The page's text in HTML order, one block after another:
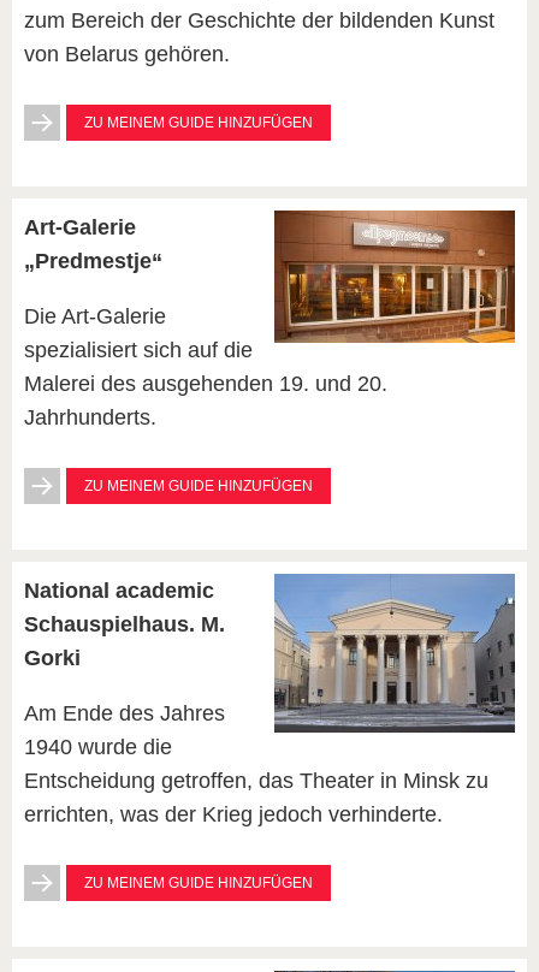
zum Bereich der Geschichte der bildenden Kunst
von Belarus gehören.
ZU MEINEM GUIDE HINZUFÜGEN
Art-Galerie
„Predmestje“
Die Art-Galerie
spezialisiert sich auf die
Malerei des ausgehenden 19. und 20.
Jahrhunderts.
ZU MEINEM GUIDE HINZUFÜGEN
National academic
Schauspielhaus. M.
Gorki
Am Ende des Jahres
1940 wurde die
Entscheidung getroffen, das Theater in Minsk zu
errichten, was der Krieg jedoch verhinderte.
ZU MEINEM GUIDE HINZUFÜGEN